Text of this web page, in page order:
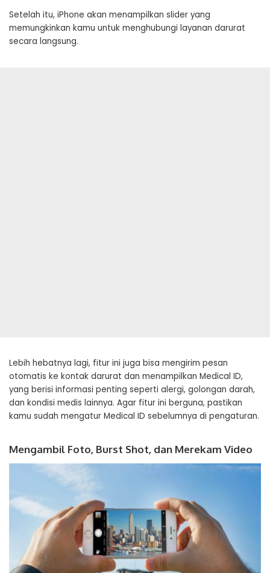
Setelah itu, iPhone akan menampilkan slider yang
memungkinkan kamu untuk menghubungi layanan darurat
secara langsung.
Lebih hebatnya lagi, fitur ini juga bisa mengirim pesan
otomatis ke kontak darurat dan menampilkan Medical ID,
yang berisi informasi penting seperti alergi, golongan darah,
dan kondisi medis lainnya. Agar fitur ini berguna, pastikan
kamu sudah mengatur Medical ID sebelumnya di pengaturan.
Mengambil Foto, Burst Shot, dan Merekam Video